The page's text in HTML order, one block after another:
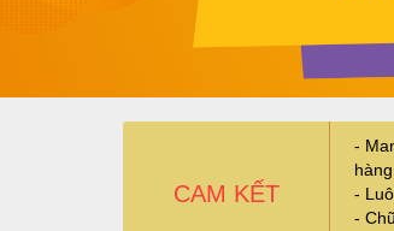
CAM KẾT
-
-
-